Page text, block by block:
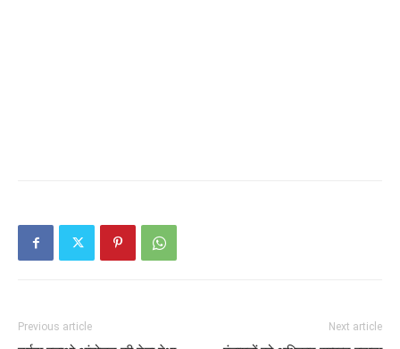
Previous article Next article